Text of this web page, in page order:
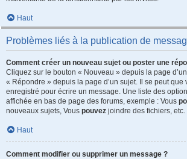
Haut
Problèmes liés à la publication de
Comment créer un nouveau sujet ou poster une
Cliquez sur le bouton « Nouveau » depuis la page
« Répondre » depuis la page d’un sujet. Il se peut que
enregistré pour écrire un message. Une liste des
affichée en bas de page des forums, exemple : Vous
nouveaux sujets, Vous pouvez joindre des fichiers, etc.
Haut
Comment modifier ou supprimer un message ?